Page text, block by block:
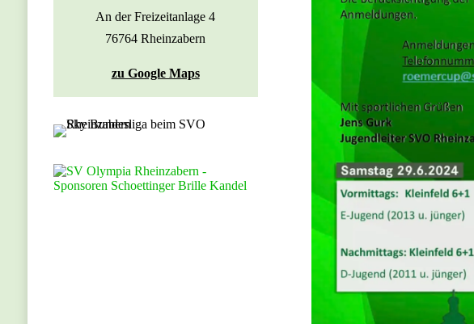
An der Freizeitanlage 4
76764 Rheinzabern
zu Google Maps